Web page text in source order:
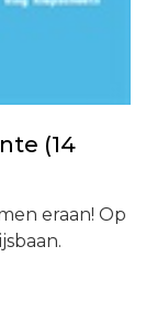
(14
eraan! Op